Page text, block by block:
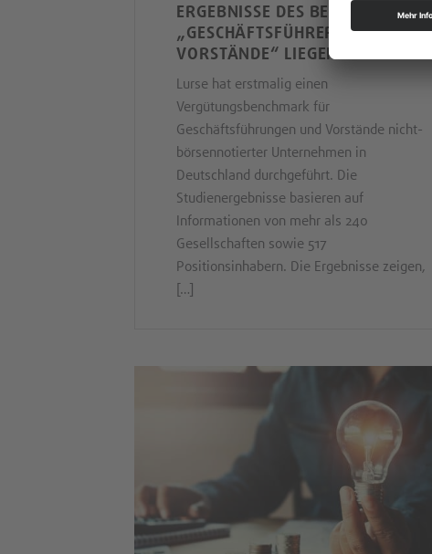
ERGEBNISSE DES BENCHMARKS
„GESCHÄFTSFÜHRER UND
VORSTÄNDE“ LIEGEN VOR
Lurse hat erstmalig einen
Vergütungsbenchmark für
Geschäftsführungen und Vorstände nicht-
börsennotierter Unternehmen in
Deutschland durchgeführt. Die
Studienergebnisse basieren auf
Informationen von mehr als 240
Gesellschaften sowie 517
Positionsinhabern. Die Ergebnisse zeigen,
[…]